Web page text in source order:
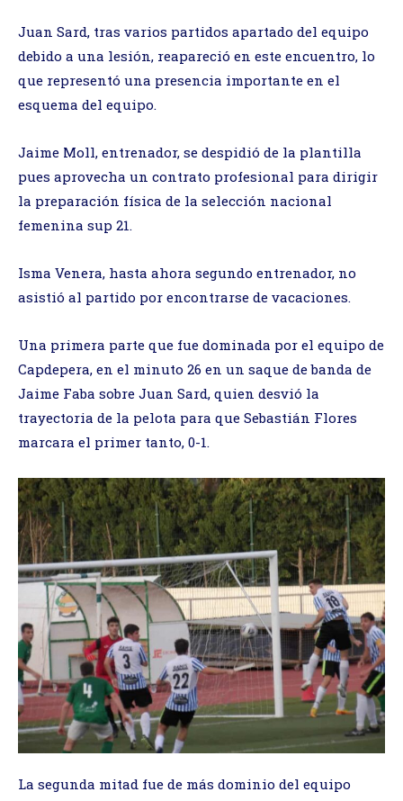
Juan Sard, tras varios partidos apartado del equipo
debido a una lesión, reapareció en este encuentro, lo
que representó una presencia importante en el
esquema del equipo.
Jaime Moll, entrenador, se despidió de la plantilla
pues aprovecha un contrato profesional para dirigir
la preparación física de la selección nacional
femenina sup 21.
Isma Venera, hasta ahora segundo entrenador, no
asistió al partido por encontrarse de vacaciones.
Una primera parte que fue dominada por el equipo de
Capdepera, en el minuto 26 en un saque de banda de
Jaime Faba sobre Juan Sard, quien desvió la
trayectoria de la pelota para que Sebastián Flores
marcara el primer tanto, 0-1.
La segunda mitad fue de más dominio del equipo